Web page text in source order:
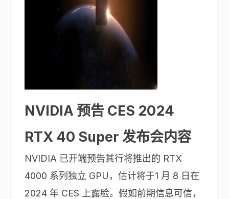
NVIDIA 预告 CES 2024
RTX 40 Super 发布会内容
NVIDIA 已开端预告其行将推出的 RTX
4000 系列独立 GPU，估计将于1 月 8 日在
2024 年 CES 上露脸。假如前期信息可信，